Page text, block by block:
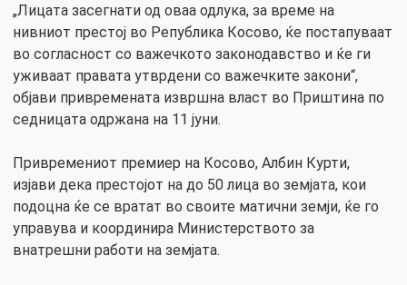
„Лицата засегнати од оваа одлука, за време на
нивниот престој во Република Косово, ќе постапуваат
во согласност со важечкото законодавство и ќе ги
уживаат правата утврдени со важечките закони“,
објави привремената извршна власт во Приштина по
седницата одржана на 11 јуни.
Привремениот премиер на Косово, Албин Курти,
изјави дека престојот на до 50 лица во земјата, кои
подоцна ќе се вратат во своите матични земји, ќе го
управува и координира Министерството за
внатрешни работи на земјата.